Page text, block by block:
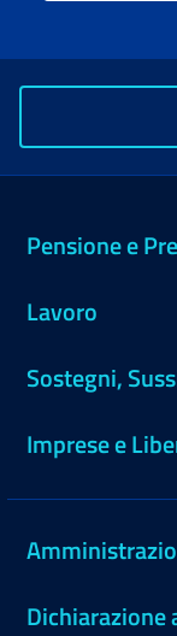
Pensione e
Lavoro
Sostegni,
Imprese e
Dichiarazione